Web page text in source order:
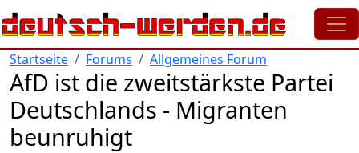
Direkt zum Inhalt
Startseite Forums Allgemeines Forum
AfD ist die zweitstärkste Partei
Deutschlands - Migranten
beunruhigt